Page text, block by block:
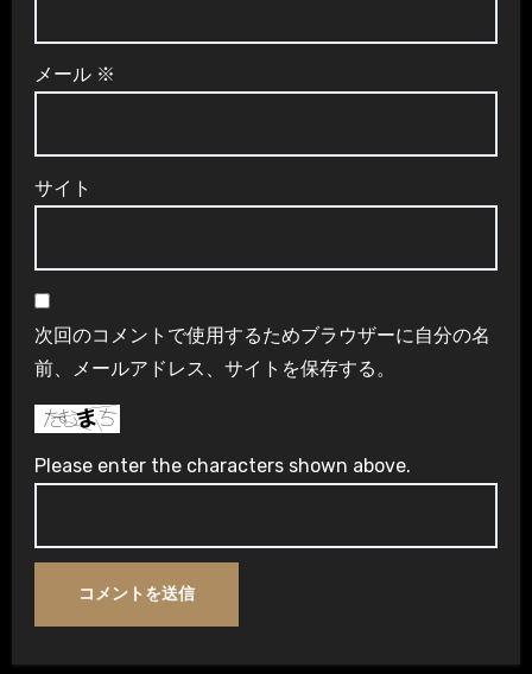
メール ※
サイト
次回のコメントで使用するためブラウザーに自分の名
前、メールアドレス、サイトを保存する。
Please enter the characters shown above.